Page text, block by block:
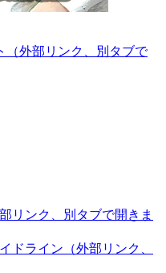
（外部リンク、別タブで
部リンク、別タブで開きま
ドライン （外部リンク、